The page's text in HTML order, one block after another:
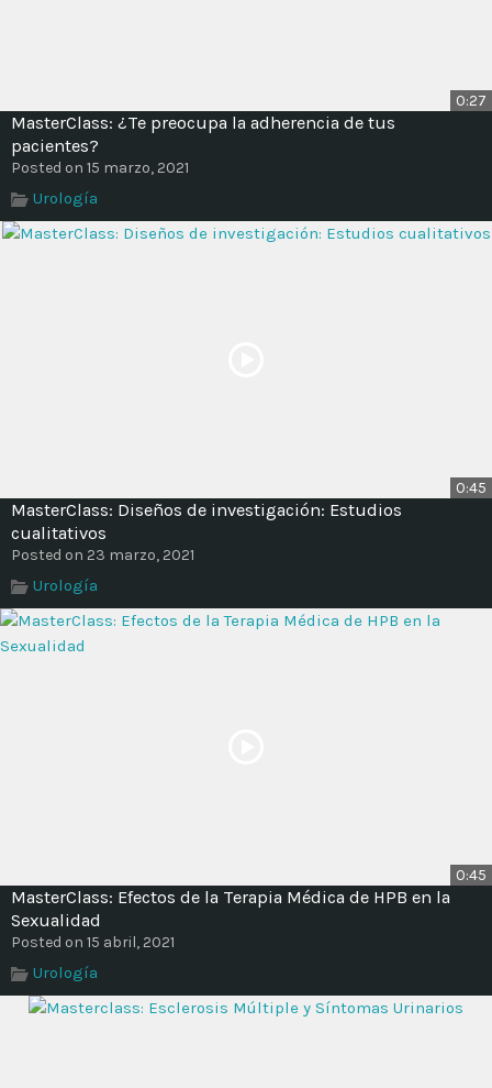
0:27
MasterClass: ¿Te preocupa la adherencia de tus
pacientes?
Posted on 15 marzo, 2021
Urología
0:45
MasterClass: Diseños de investigación: Estudios
cualitativos
Posted on 23 marzo, 2021
Urología
0:45
MasterClass: Efectos de la Terapia Médica de HPB en la
Sexualidad
Posted on 15 abril, 2021
Urología